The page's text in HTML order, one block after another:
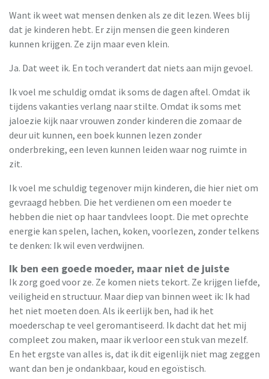
Want ik weet wat mensen denken als ze dit lezen. Wees blij
dat je kinderen hebt. Er zijn mensen die geen kinderen
kunnen krijgen. Ze zijn maar even klein.
Ja. Dat weet ik. En toch verandert dat niets aan mijn gevoel.
Ik voel me schuldig omdat ik soms de dagen aftel. Omdat ik
tijdens vakanties verlang naar stilte. Omdat ik soms met
jaloezie kijk naar vrouwen zonder kinderen die zomaar de
deur uit kunnen, een boek kunnen lezen zonder
onderbreking, een leven kunnen leiden waar nog ruimte in
zit.
Ik voel me schuldig tegenover mijn kinderen, die hier niet om
gevraagd hebben. Die het verdienen om een moeder te
hebben die niet op haar tandvlees loopt. Die met oprechte
energie kan spelen, lachen, koken, voorlezen, zonder telkens
te denken: Ik wil even verdwijnen.
Ik ben een goede moeder, maar niet de juiste
Ik zorg goed voor ze. Ze komen niets tekort. Ze krijgen liefde,
veiligheid en structuur. Maar diep van binnen weet ik: Ik had
het niet moeten doen. Als ik eerlijk ben, had ik het
moederschap te veel geromantiseerd. Ik dacht dat het mij
compleet zou maken, maar ik verloor een stuk van mezelf.
En het ergste van alles is, dat ik dit eigenlijk niet mag zeggen
want dan ben je ondankbaar, koud en egoïstisch.